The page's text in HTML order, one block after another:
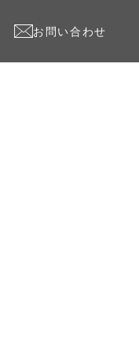
お問い合わせ